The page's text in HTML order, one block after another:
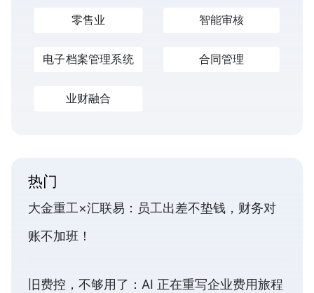
零售业 智能审核
电子档案管理系统 合同管理
业财融合
热门
大金重工×汇联易：员工出差不垫钱，财务对
账不加班！
旧费控，不够用了：AI 正在重写企业费用旅程